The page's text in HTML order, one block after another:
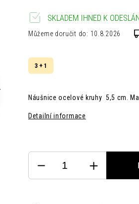
3 + 1
Náušnice ocelové kruhy 5,5 cm.
Detailní informace
SKLADEM IHNED K
Můžeme doručit do: 10.8.2026